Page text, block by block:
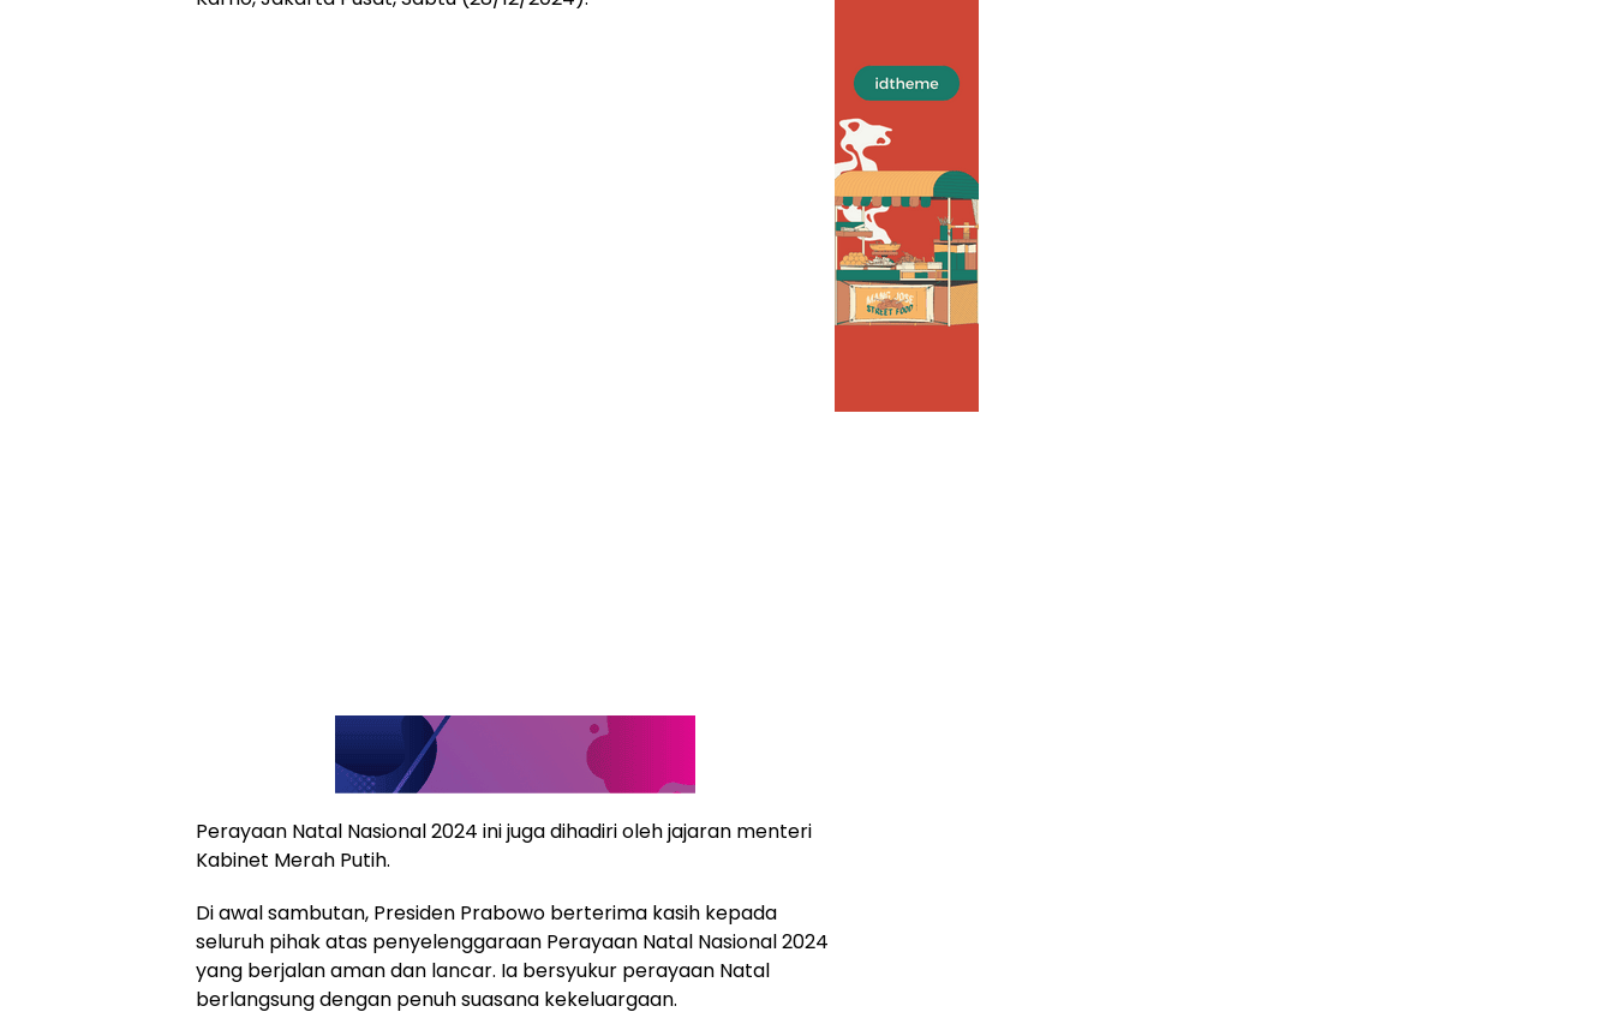
Perayaan Natal Nasional 2024 ini juga dihadiri oleh jajaran menteri
Kabinet Merah Putih.
Di awal sambutan, Presiden Prabowo berterima kasih kepada
seluruh pihak atas penyelenggaraan Perayaan Natal Nasional 2024
yang berjalan aman dan lancar. Ia bersyukur perayaan Natal
berlangsung dengan penuh suasana kekeluargaan.